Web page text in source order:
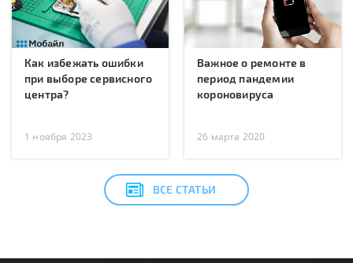
Как избежать ошибки
при выборе сервисного
центра?
1 ноября 2023
Важное о ремонте в
период пандемии
короновируса
26 марта 2020
ВСЕ СТАТЬИ